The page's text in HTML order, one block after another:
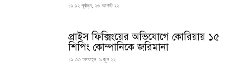
১১:১২ পূর্বাহ্ন, ২৩ আগস্ট ২২
প্রাইস ফিক্সিংয়ের অভিযোগে কোরিয়ায় ১৫
শিপিং কোম্পানিকে জরিমানা
১১:৩৩ অপরাহ্ন, ৯ জুন ২২